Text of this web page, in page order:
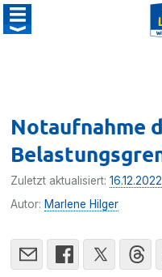
Notaufnahme
Zuletzt aktualisiert:16.12.2022
Autor: Marlene Hilger